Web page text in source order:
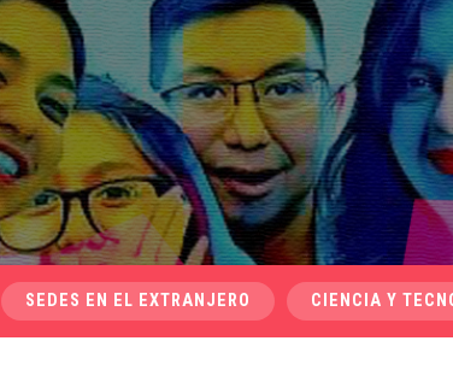
SEDES EN EL EXTRANJERO CIENCIA Y